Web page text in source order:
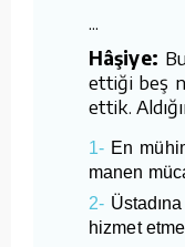
...
Hâşiye:
ettiği beş
ettik.
1- En
manen
2-
hizmet